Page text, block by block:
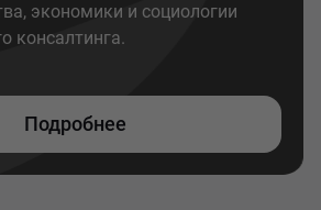
экономики и социологии
консалтинга.
Подробнее